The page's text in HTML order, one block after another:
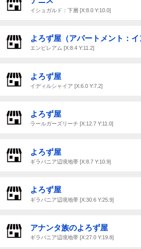
イシュガルド：下層 [X:8.0 Y:10.0]
よろず屋（アパートメント：イ
エンピレアム [X:8.4 Y:11.2]
よろず屋
イディルシャイア [X:6.0 Y:7.2]
よろず屋
ラールガーズリーチ [X:12.7 Y:11.0]
よろず屋
ギラバニア辺境地帯 [X:8.7 Y:10.9]
よろず屋
ギラバニア辺境地帯 [X:30.6 Y:25.9]
アナンタ族のよろず屋
ギラバニア辺境地帯 [X:27.0 Y:19.8]